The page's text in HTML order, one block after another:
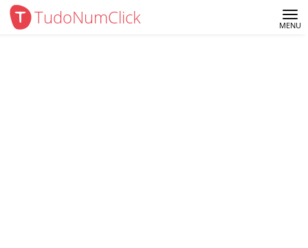
TudoNumClick MENU